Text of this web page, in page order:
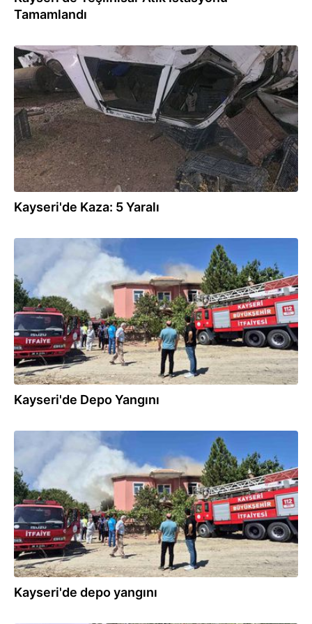
Tamamlandı
05.09.2025
Kayseri'de Kaza: 5 Yaralı
Kayseri'de Depo Yangını
Kayseri'de depo yangını